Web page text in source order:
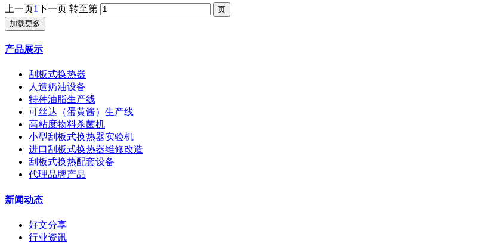
上一页1下一页 转至第
加载更多
产品展示
刮板式换热器
人造奶油设备
特种油脂生产线
可丝达（蛋黄酱）生产线
高粘度物料杀菌机
小型刮板式换热器实验机
进口刮板式换热器维修改造
刮板式换热配套设备
代理品牌产品
新闻动态
好文分享
行业资讯